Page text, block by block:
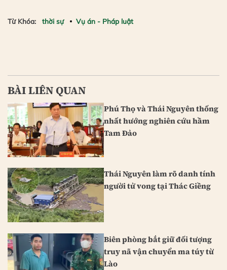
Từ Khóa: thời sự Vụ án - Pháp luật
BÀI LIÊN QUAN
Phú Thọ và Thái Nguyên thống
nhất hướng nghiên cứu hầm
Tam Đảo
Thái Nguyên làm rõ danh tính
người tử vong tại Thác Giềng
Biên phòng bắt giữ đối tượng
truy nã vận chuyển ma túy từ
Lào